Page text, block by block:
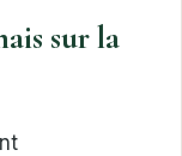
sur la